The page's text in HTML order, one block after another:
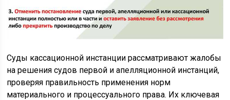
Суды кассационной инстанции рассматривают жалобы
на решения судов первой и апелляционной инстанций,
проверяя правильность применения норм
материального и процессуального права. Их ключевая